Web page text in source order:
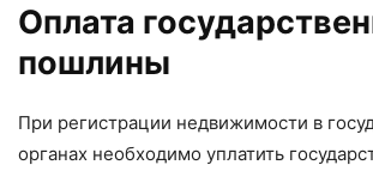
Оплата
пошлины
При регистрации недвижимости в
органах необходимо уплатить